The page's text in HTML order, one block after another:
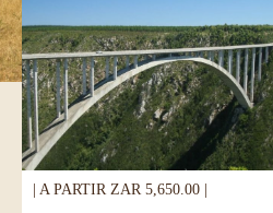
| A PARTIR ZAR 5,650.00 |